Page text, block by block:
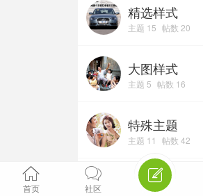
精选样式
主题 15 帖数 20
大图样式
主题 5 帖数 16
特殊主题
主题 11 帖数 42
影音视频

首页

社区
